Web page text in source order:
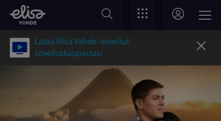
Lataa Elisa Viihde -sovellus
sovelluskaupastasi